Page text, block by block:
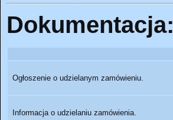
Dokumentacja:
Ogłoszenie o udzielanym zamówieniu.
Informacja o udzielaniu zamówienia.